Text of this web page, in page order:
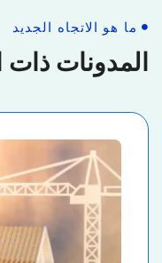
ما هو الاتجاه الجديد
المدونات ذات